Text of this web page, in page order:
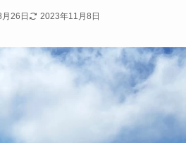
26日 2023年11月8日